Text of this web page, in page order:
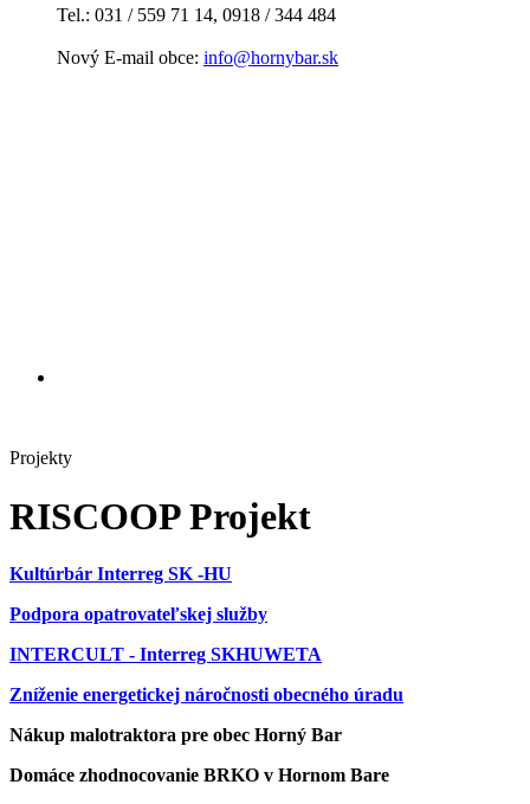
Tel.: 031 / 559 71 14, 0918 / 344 484
Nový E-mail obce: info@hornybar.sk
Projekty
RISCOOP Projekt
Kultúrbár Interreg SK -HU
Podpora opatrovateľskej služby
INTERCULT - Interreg SKHUWETA
Zníženie energetickej náročnosti obecného úradu
Nákup malotraktora pre obec Horný Bar
Domáce zhodnocovanie BRKO v Hornom Bare